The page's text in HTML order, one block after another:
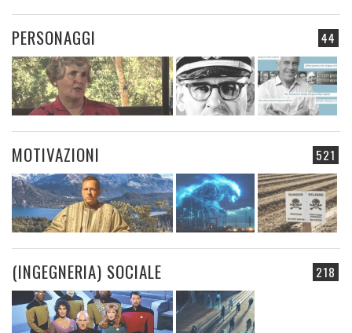
44
PERSONAGGI
521
MOTIVAZIONI
218
(INGEGNERIA) SOCIALE